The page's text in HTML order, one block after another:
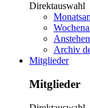
Direktauswahl
Archiv
Mitglieder
Mitglieder